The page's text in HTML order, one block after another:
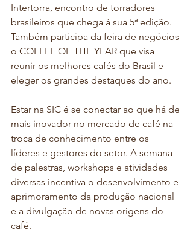
Intertorra, encontro de torradores
brasileiros que chega à sua 5ª edição.
Também participa da feira de negócios
o COFFEE OF THE YEAR que visa
reunir os melhores cafés do Brasil e
eleger os grandes destaques do ano.
Estar na SIC é se conectar ao que há de
mais inovador no mercado de café na
troca de conhecimento entre os
líderes e gestores do setor. A semana
de palestras, workshops e atividades
diversas incentiva o desenvolvimento e
aprimoramento da produção nacional
e a divulgação de novas origens do
café.